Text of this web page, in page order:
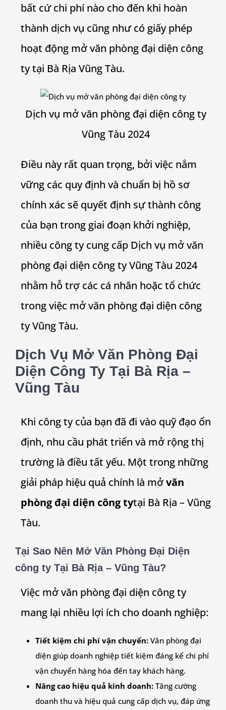
bất cứ chi phí nào cho đến khi hoàn
thành dịch vụ cũng như có giấy phép
hoạt động mở văn phòng đại diện công
ty tại Bà Rịa Vũng Tàu.
Dịch vụ mở văn phòng đại diện công ty
Vũng Tàu 2024
Điều này rất quan trọng, bởi việc nắm
vững các quy định và chuẩn bị hồ sơ
chính xác sẽ quyết định sự thành công
của bạn trong giai đoạn khởi nghiệp,
nhiều công ty cung cấp Dịch vụ mở văn
phòng đại diện công ty Vũng Tàu 2024
nhằm hỗ trợ các cá nhân hoặc tổ chức
trong việc mở văn phòng đại diện công
ty Vũng Tàu.
Dịch Vụ Mở Văn Phòng Đại
Diện Công Ty Tại Bà Rịa –
Vũng Tàu
Khi công ty của bạn đã đi vào quỹ đạo ổn
định, nhu cầu phát triển và mở rộng thị
trường là điều tất yếu. Một trong những
giải pháp hiệu quả chính là mởvăn
phòng đại diện công tytại Bà Rịa – Vũng
Tàu.
Tại Sao Nên Mở Văn Phòng Đại Diện
công ty Tại Bà Rịa – Vũng Tàu?
Việc mở văn phòng đại diện công ty
mang lại nhiều lợi ích cho doanh nghiệp:
Tiết kiệm chi phí vận chuyển: Văn phòng đại
diện giúp doanh nghiệp tiết kiệm đáng kể chi phí
vận chuyển hàng hóa đến tay khách hàng.
Nâng cao hiệu quả kinh doanh: Tăng cường
doanh thu và hiệu quả cung cấp dịch vụ, đáp ứng